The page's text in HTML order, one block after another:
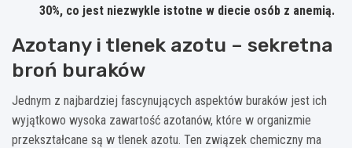
30%, co jest niezwykle istotne w diecie osób z anemią.
Azotany i tlenek azotu – sekretna
broń buraków
Jednym z najbardziej fascynujących aspektów buraków jest ich
wyjątkowo wysoka zawartość azotanów, które w organizmie
przekształcane są w tlenek azotu. Ten związek chemiczny ma